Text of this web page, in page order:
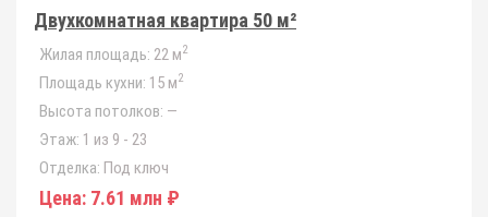
Двухкомнатная квартира 50 м²
Жилая площадь: 22 м2
Площадь кухни: 15 м2
Высота потолков: —
Этаж: 1 из 9 - 23
Отделка: Под ключ
Цена: 7.61 млн ₽